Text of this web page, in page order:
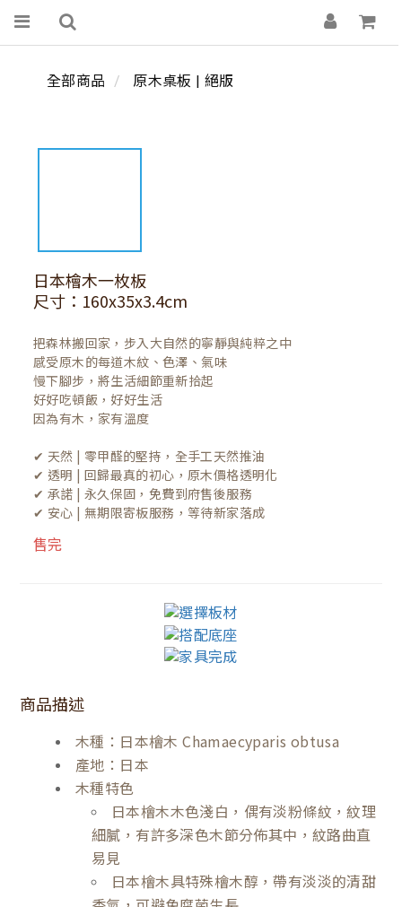
全部商品 原木桌板 | 絕版
日本檜木一枚板
尺寸：160x35x3.4cm
把森林搬回家，步入大自然的寧靜與純粹之中
感受原木的每道木紋、色澤、氣味
慢下腳步，將生活細節重新拾起
好好吃頓飯，好好生活
因為有木，家有溫度
✔ 天然 | 零甲醛的堅持，全手工天然推油
✔ 透明 | 回歸最真的初心，原木價格透明化
✔ 承諾 | 永久保固，免費到府售後服務
✔ 安心 | 無期限寄板服務，等待新家落成
售完
商品描述
木種：日本檜木 Chamaecyparis obtusa
產地：日本
木種特色
日本檜木木色淺白，偶有淡粉條紋，紋理
細膩，有許多深色木節分佈其中，紋路曲直
易見
日本檜木具特殊檜木醇，帶有淡淡的清甜